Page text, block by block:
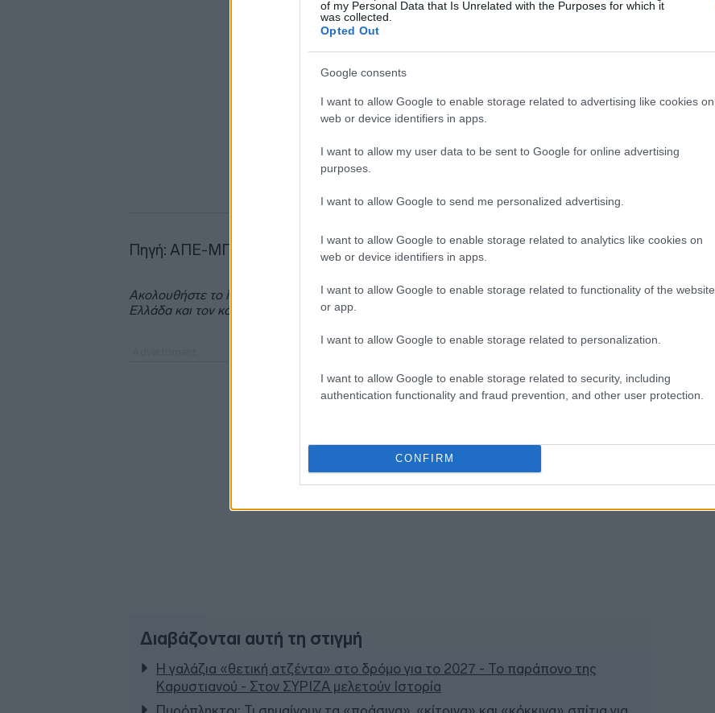
of my Personal Data that Is Unrelated with the Purposes for which it
was collected.
Opted Out
Google consents
I want to allow Google to enable storage related to advertising like cookies on
web or device identifiers in apps.
I want to allow my user data to be sent to Google for online advertising
purposes.
I want to allow Google to send me personalized advertising.
I want to allow Google to enable storage related to analytics like cookies on
web or device identifiers in apps.
I want to allow Google to enable storage related to functionality of the website
or app.
I want to allow Google to enable storage related to personalization.
I want to allow Google to enable storage related to security, including
authentication functionality and fraud prevention, and other user protection.
CONFIRM
Πηγή: ΑΠΕ-ΜΠΕ
Ακολουθήστε το insider.gr στο Google Newsκαι μάθετε πρώτοι όλες τιςειδήσειςαπό την
Ελλάδα και τον κόσμο.
Διαβάζονται αυτή τη στιγμή
Η γαλάζια «θετική ατζέντα» στο δρόμο για το 2027 - Το παράπονο της
Καρυστιανού - Στον ΣΥΡΙΖΑ μελετούν Ιστορία